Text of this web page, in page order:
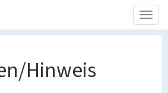
Hinweis